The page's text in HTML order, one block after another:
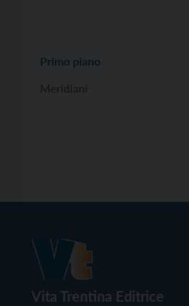
Primo piano
Meridiani
Vita Trentina Editrice